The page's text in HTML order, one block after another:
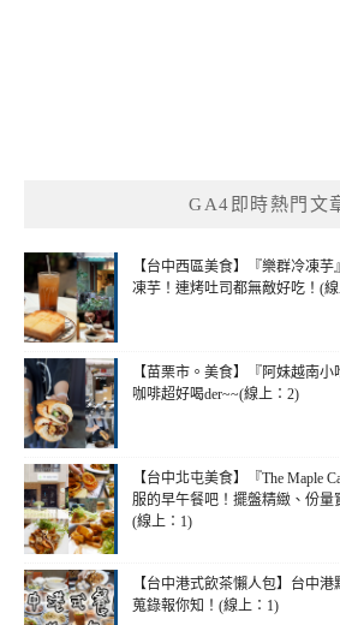
GA4即時熱門文
【台中西區美食】『樂群冷凍
凍芋！連烤吐司都無敵好吃！(
【苗栗市。美食】『阿妹越南
咖啡超好喝der~~(線上：2)
【台中北屯美食】『The Maple
服的早午餐吧！擺盤精緻、份量
(線上：1)
【台中港式飲茶懶人包】台中
蒐錄報你知！(線上：1)